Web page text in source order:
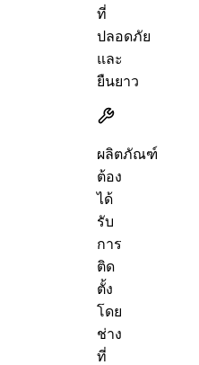
ที่
ปลอดภัย
และ
ยืนยาว
ผลิตภัณฑ์
ต้อง
ได้
รับ
การ
ติด
ตั้ง
โดย
ช่าง
ที่